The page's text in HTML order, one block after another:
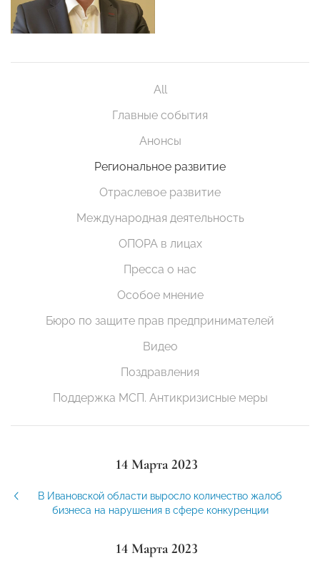
All
Главные события
Анонсы
Региональное развитие
Отраслевое развитие
Международная деятельность
ОПОРА в лицах
Пресса о нас
Особое мнение
Бюро по защите прав предпринимателей
Видео
Поздравления
Поддержка МСП. Антикризисные меры
14 Марта 2023
В Ивановской области выросло количество жалоб
бизнеса на нарушения в сфере конкуренции
14 Марта 2023